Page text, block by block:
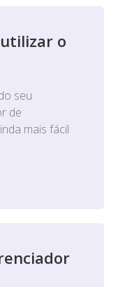
o
seu
de
mais fácil